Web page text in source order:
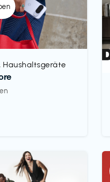
Haushaltsgeräte